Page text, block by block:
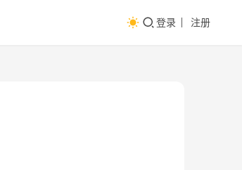
登录 注册